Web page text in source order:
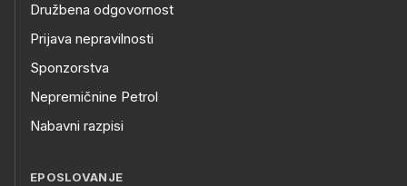
Družbena odgovornost
Prijava nepravilnosti
Sponzorstva
Nepremičnine Petrol
Nabavni razpisi
EPOSLOVANJE